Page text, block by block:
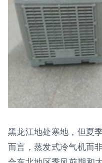
黑龙江地处寒地，但夏
而言，蒸发式冷气机而